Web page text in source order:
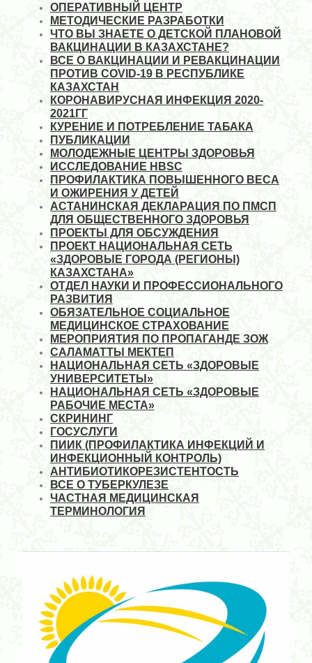
ОПЕРАТИВНЫЙ ЦЕНТР
МЕТОДИЧЕСКИЕ РАЗРАБОТКИ
ЧТО ВЫ ЗНАЕТЕ О ДЕТСКОЙ ПЛАНОВОЙ
ВАКЦИНАЦИИ В КАЗАХСТАНЕ?
ВСЕ О ВАКЦИНАЦИИ И РЕВАКЦИНАЦИИ
ПРОТИВ COVID-19 В РЕСПУБЛИКЕ
КАЗАХСТАН
КОРОНАВИРУСНАЯ ИНФЕКЦИЯ 2020-
2021ГГ
КУРЕНИЕ И ПОТРЕБЛЕНИЕ ТАБАКА
ПУБЛИКАЦИИ
МОЛОДЕЖНЫЕ ЦЕНТРЫ ЗДОРОВЬЯ
ИССЛЕДОВАНИЕ HBSC
ПРОФИЛАКТИКА ПОВЫШЕННОГО ВЕСА
И ОЖИРЕНИЯ У ДЕТЕЙ
АСТАНИНСКАЯ ДЕКЛАРАЦИЯ ПО ПМСП
ДЛЯ ОБЩЕСТВЕННОГО ЗДОРОВЬЯ
ПРОЕКТЫ ДЛЯ ОБСУЖДЕНИЯ
ПРОЕКТ НАЦИОНАЛЬНАЯ СЕТЬ
«ЗДОРОВЫЕ ГОРОДА (РЕГИОНЫ)
КАЗАХСТАНА»
ОТДЕЛ НАУКИ И ПРОФЕССИОНАЛЬНОГО
РАЗВИТИЯ
ОБЯЗАТЕЛЬНОЕ СОЦИАЛЬНОЕ
МЕДИЦИНСКОЕ СТРАХОВАНИЕ
МЕРОПРИЯТИЯ ПО ПРОПАГАНДЕ ЗОЖ
САЛАМАТТЫ МЕКТЕП
НАЦИОНАЛЬНАЯ СЕТЬ «ЗДОРОВЫЕ
УНИВЕРСИТЕТЫ»
НАЦИОНАЛЬНАЯ СЕТЬ «ЗДОРОВЫЕ
РАБОЧИЕ МЕСТА»
СКРИНИНГ
ГОСУСЛУГИ
ПИИК (ПРОФИЛАКТИКА ИНФЕКЦИЙ И
ИНФЕКЦИОННЫЙ КОНТРОЛЬ)
АНТИБИОТИКОРЕЗИСТЕНТОСТЬ
ВСЕ О ТУБЕРКУЛЕЗЕ
ЧАСТНАЯ МЕДИЦИНСКАЯ
ТЕРМИНОЛОГИЯ